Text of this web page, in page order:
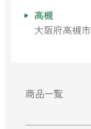
高槻
大阪府高槻
商品一覧